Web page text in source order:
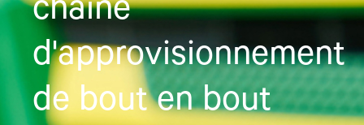
d'approvisionnement
de bout en bout